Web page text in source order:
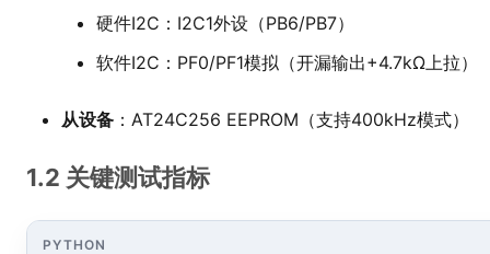
硬件I2C：I2C1外设（PB6/PB7）
软件I2C：PF0/PF1模拟（开漏输出+4.7kΩ上拉）
从设备 ：AT24C256 EEPROM（支持400kHz模式）
1.2 关键测试指标
PYTHON